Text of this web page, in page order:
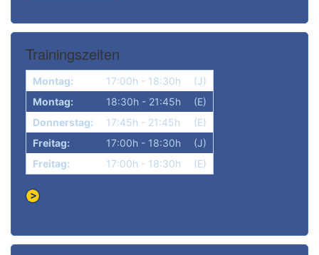
Trainingszeiten
Montag: 17:00h - 18:30h
(J)
Montag:
18:30h - 21:45h
(E)
Donnerstag:
17:45h - 21:45h
(E)
Freitag:
17:00h - 18:30h
(J)
Freitag:
17:00h - 18:30h (E)